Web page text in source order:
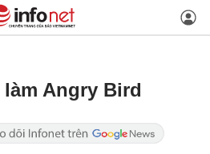
Angry Bird